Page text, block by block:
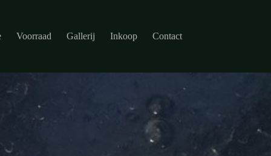
Voorraad Gallerij Inkoop Contact